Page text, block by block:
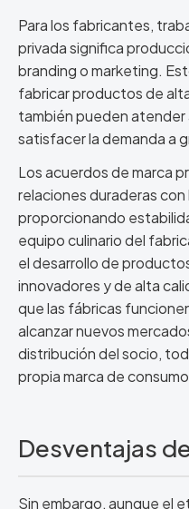
Para los fabricantes,
privada significa
branding o marketing.
fabricar productos de
también pueden atender
satisfacer la demanda a
Los acuerdos de marca
relaciones duraderas
proporcionando
equipo culinario del
el desarrollo de
innovadores y de alta
que las fábricas
alcanzar nuevos
distribución del socio,
propia marca de
Desventajas
Sin embargo, aunque el